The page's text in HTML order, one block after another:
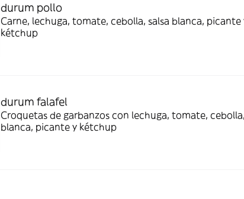
durum pollo
Carne, lechuga, tomate, cebolla, salsa blanca, picante
kétchup
durum falafel
Croquetas de garbanzos con lechuga, tomate,
blanca, picante y kétchup